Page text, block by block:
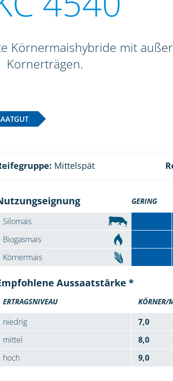
Körnermaishybride mit
Kornerträgen.
Mittelspät
GERING
Silomais
Biogasmais
Körnermais
Aussaatstärke *
ERTRAGSNIVEAU KÖRNER/
niedrig
7,0
mittel
8,0
hoch
9,0